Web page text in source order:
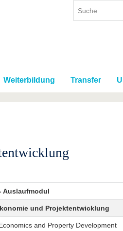
Weiterbildung Transfer
Auslaufmodul
und Projektentwicklung
and Property Development